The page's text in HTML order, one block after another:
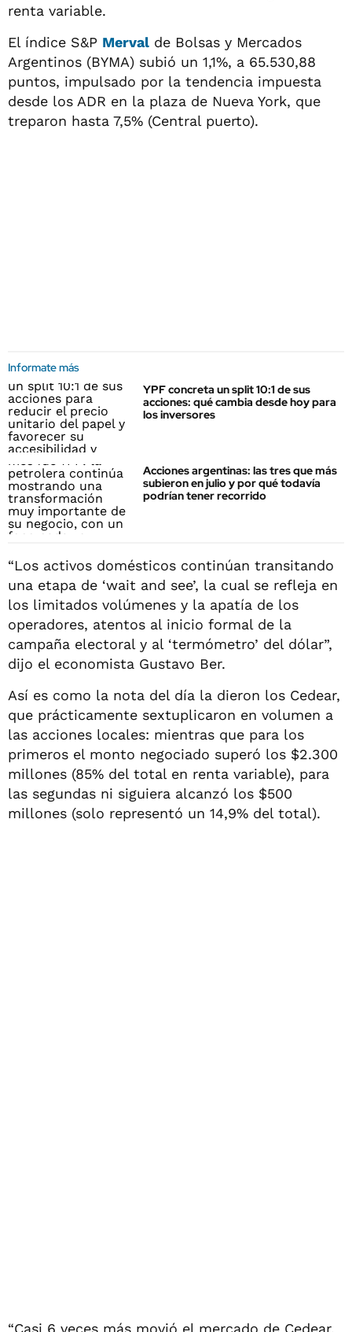
renta variable.
El índice S&P Merval de Bolsas y Mercados
Argentinos (BYMA) subió un 1,1%, a 65.530,88
puntos, impulsado por la tendencia impuesta
desde los ADR en la plaza de Nueva York, que
treparon hasta 7,5% (Central puerto).
Informate más
YPF concreta un split 10:1 de sus
acciones: qué cambia desde hoy para
los inversores
Acciones argentinas: las tres que más
subieron en julio y por qué todavía
podrían tener recorrido
“Los activos domésticos continúan transitando
una etapa de ‘wait and see’, la cual se refleja en
los limitados volúmenes y la apatía de los
operadores, atentos al inicio formal de la
campaña electoral y al ‘termómetro’ del dólar”,
dijo el economista Gustavo Ber.
Así es como la nota del día la dieron los Cedear,
que prácticamente sextuplicaron en volumen a
las acciones locales: mientras que para los
primeros el monto negociado superó los $2.300
millones (85% del total en renta variable), para
las segundas ni siguiera alcanzó los $500
millones (solo representó un 14,9% del total).
“Casi 6 veces más movió el mercado de Cedear,